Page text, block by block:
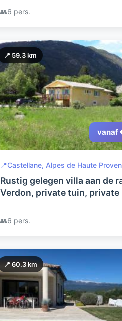
👥6 pers.
📍 59.3 km
vanaf
📍Castellane, Alpes de Haute
Rustig gelegen villa aan de
Verdon, private tuin, private
👥6 pers.
📍 60.3 km